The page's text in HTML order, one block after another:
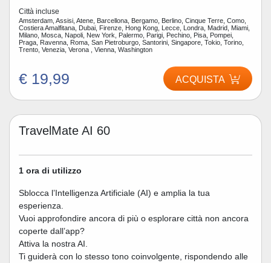
Città incluse
Amsterdam, Assisi, Atene, Barcellona, Bergamo, Berlino, Cinque Terre, Como,
Costiera Amalfitana, Dubai, Firenze, Hong Kong, Lecce, Londra, Madrid, Miami,
Milano, Mosca, Napoli, New York, Palermo, Parigi, Pechino, Pisa, Pompei,
Praga, Ravenna, Roma, San Pietroburgo, Santorini, Singapore, Tokio, Torino,
Trento, Venezia, Verona , Vienna, Washington
€ 19,99 ACQUISTA
TravelMate AI 60
1 ora di utilizzo
Sblocca l’Intelligenza Artificiale (AI) e amplia la tua
esperienza.
Vuoi approfondire ancora di più o esplorare città non ancora
coperte dall’app?
Attiva la nostra AI.
Ti guiderà con lo stesso tono coinvolgente, rispondendo alle